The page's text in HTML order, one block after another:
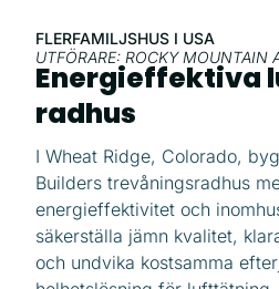
FLERFAMILJSHUS I USA
UTFÖRARE: ROCKY MOUNTAIN
Energieffektiva
radhus
I Wheat Ridge, Colorado,
Builders trevåningsradhus
energieffektivitet och
säkerställa jämn kvalitet,
och undvika kostsamma